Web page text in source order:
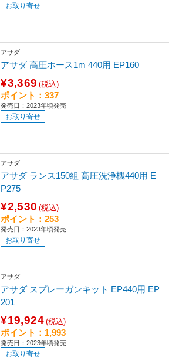
お取り寄せ
アサダ
アサダ 高圧ホース1m 440用 EP160
¥3,369 (税込)
ポイント：337
発売日：2023年頃発売
お取り寄せ
アサダ
アサダ ランス150組 高圧洗浄機440用 E
P275
¥2,530 (税込)
ポイント：253
発売日：2023年頃発売
お取り寄せ
アサダ
アサダ スプレーガンキット EP440用 EP
201
¥19,924 (税込)
ポイント：1,993
発売日：2023年頃発売
お取り寄せ